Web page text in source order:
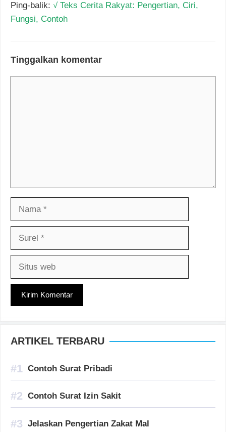
Ping-balik: √ Teks Cerita Rakyat: Pengertian, Ciri,
Fungsi, Contoh
Tinggalkan komentar
ARTIKEL TERBARU
Contoh Surat Pribadi
Contoh Surat Izin Sakit
Jelaskan Pengertian Zakat Mal